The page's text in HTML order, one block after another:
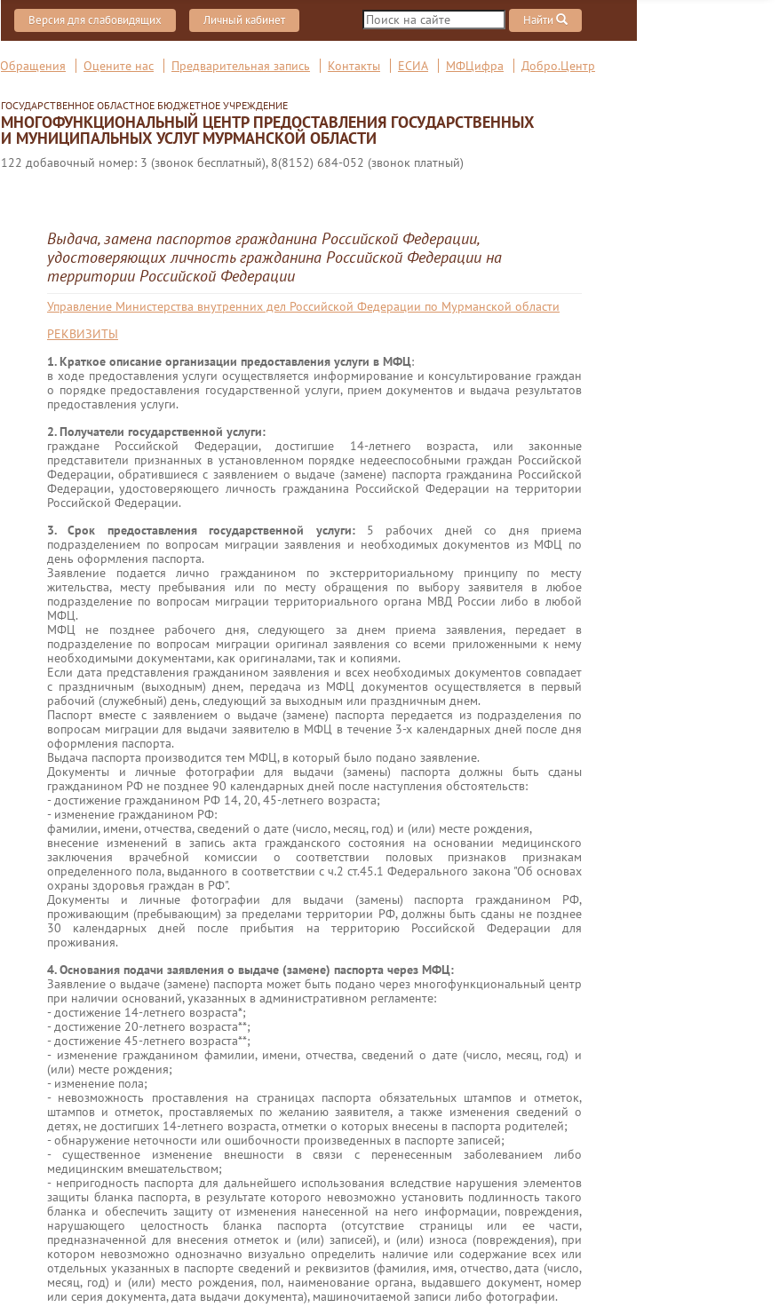
Версия для слабовидящих Личный кабинет Найти
Обращения Оцените нас Предварительная запись Контакты ЕСИА МФЦифра Добро.Центр
ГОСУДАРСТВЕННОЕ ОБЛАСТНОЕ БЮДЖЕТНОЕ УЧРЕЖДЕНИЕ
МНОГОФУНКЦИОНАЛЬНЫЙ ЦЕНТР ПРЕДОСТАВЛЕНИЯ ГОСУДАРСТВЕННЫХ
И МУНИЦИПАЛЬНЫХ УСЛУГ МУРМАНСКОЙ ОБЛАСТИ
122 добавочный номер: 3 (звонок бесплатный), 8(8152) 684-052 (звонок платный)
Выдача, замена паспортов гражданина Российской Федерации,
удостоверяющих личность гражданина Российской Федерации на
территории Российской Федерации
Управление Министерства внутренних дел Российской Федерации по Мурманской области
РЕКВИЗИТЫ
1. Краткое описание организации предоставления услуги в МФЦ:
в ходе предоставления услуги осуществляется информирование и консультирование граждан
о порядке предоставления государственной услуги, прием документов и выдача результатов
предоставления услуги.
2. Получатели государственной услуги:
граждане Российской Федерации, достигшие 14-летнего возраста, или законные
представители признанных в установленном порядке недееспособными граждан Российской
Федерации, обратившиеся с заявлением о выдаче (замене) паспорта гражданина Российской
Федерации, удостоверяющего личность гражданина Российской Федерации на территории
Российской Федерации.
3. Срок предоставления государственной услуги: 5 рабочих дней со дня приема
подразделением по вопросам миграции заявления и необходимых документов из МФЦ по
день оформления паспорта.
Заявление подается лично гражданином по экстерриториальному принципу по месту
жительства, месту пребывания или по месту обращения по выбору заявителя в любое
подразделение по вопросам миграции территориального органа МВД России либо в любой
МФЦ.
МФЦ не позднее рабочего дня, следующего за днем приема заявления, передает в
подразделение по вопросам миграции оригинал заявления со всеми приложенными к нему
необходимыми документами, как оригиналами, так и копиями.
Если дата представления гражданином заявления и всех необходимых документов совпадает
с праздничным (выходным) днем, передача из МФЦ документов осуществляется в первый
рабочий (служебный) день, следующий за выходным или праздничным днем.
Паспорт вместе с заявлением о выдаче (замене) паспорта передается из подразделения по
вопросам миграции для выдачи заявителю в МФЦ в течение 3-х календарных дней после дня
оформления паспорта.
Выдача паспорта производится тем МФЦ, в который было подано заявление.
Документы и личные фотографии для выдачи (замены) паспорта должны быть сданы
гражданином РФ не позднее 90 календарных дней после наступления обстоятельств:
- достижение гражданином РФ 14, 20, 45-летнего возраста;
- изменение гражданином РФ:
фамилии, имени, отчества, сведений о дате (число, месяц, год) и (или) месте рождения,
внесение изменений в запись акта гражданского состояния на основании медицинского
заключения врачебной комиссии о соответствии половых признаков признакам
определенного пола, выданного в соответствии с ч.2 ст.45.1 Федерального закона "Об основах
охраны здоровья граждан в РФ".
Документы и личные фотографии для выдачи (замены) паспорта гражданином РФ,
проживающим (пребывающим) за пределами территории РФ, должны быть сданы не позднее
30 календарных дней после прибытия на территорию Российской Федерации для
проживания.
4. Основания подачи заявления о выдаче (замене) паспорта через МФЦ:
Заявление о выдаче (замене) паспорта может быть подано через многофункциональный центр
при наличии оснований, указанных в административном регламенте:
- достижение 14-летнего возраста*;
- достижение 20-летнего возраста**;
- достижение 45-летнего возраста**;
- изменение гражданином фамилии, имени, отчества, сведений о дате (число, месяц, год) и
(или) месте рождения;
- изменение пола;
- невозможность проставления на страницах паспорта обязательных штампов и отметок,
штампов и отметок, проставляемых по желанию заявителя, а также изменения сведений о
детях, не достигших 14-летнего возраста, отметки о которых внесены в паспорта родителей;
- обнаружение неточности или ошибочности произведенных в паспорте записей;
- существенное изменение внешности в связи с перенесенным заболеванием либо
медицинским вмешательством;
- непригодность паспорта для дальнейшего использования вследствие нарушения элементов
защиты бланка паспорта, в результате которого невозможно установить подлинность такого
бланка и обеспечить защиту от изменения нанесенной на него информации, повреждения,
нарушающего целостность бланка паспорта (отсутствие страницы или ее части,
предназначенной для внесения отметок и (или) записей), и (или) износа (повреждения), при
котором невозможно однозначно визуально определить наличие или содержание всех или
отдельных указанных в паспорте сведений и реквизитов (фамилия, имя, отчество, дата (число,
месяц, год) и (или) место рождения, пол, наименование органа, выдавшего документ, номер
или серия документа, дата выдачи документа), машиночитаемой записи либо фотографии.